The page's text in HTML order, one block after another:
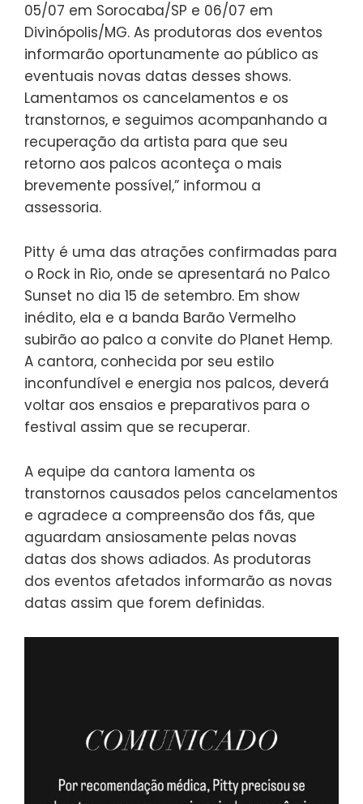
05/07 em Sorocaba/SP e 06/07 em
Divinópolis/MG. As produtoras dos eventos
informarão oportunamente ao público as
eventuais novas datas desses shows.
Lamentamos os cancelamentos e os
transtornos, e seguimos acompanhando a
recuperação da artista para que seu
retorno aos palcos aconteça o mais
brevemente possível,” informou a
assessoria.
Pitty é uma das atrações confirmadas para
o Rock in Rio, onde se apresentará no Palco
Sunset no dia 15 de setembro. Em show
inédito, ela e a banda Barão Vermelho
subirão ao palco a convite do Planet Hemp.
A cantora, conhecida por seu estilo
inconfundível e energia nos palcos, deverá
voltar aos ensaios e preparativos para o
festival assim que se recuperar.
A equipe da cantora lamenta os
transtornos causados pelos cancelamentos
e agradece a compreensão dos fãs, que
aguardam ansiosamente pelas novas
datas dos shows adiados. As produtoras
dos eventos afetados informarão as novas
datas assim que forem definidas.